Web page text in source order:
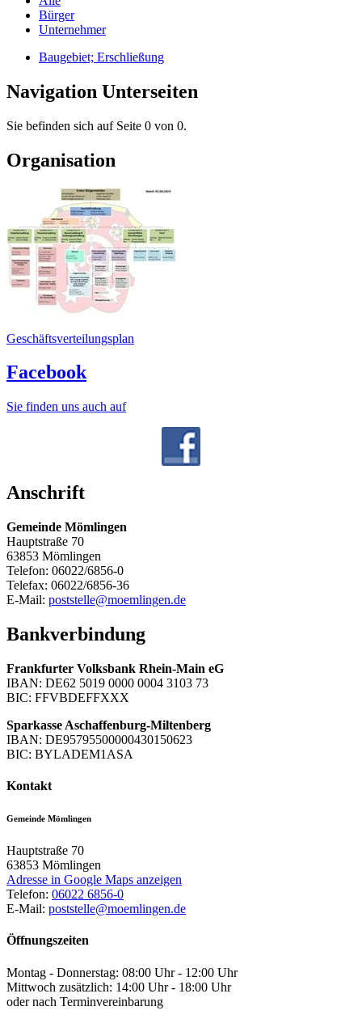
Bürger
Unternehmer
Baugebiet; Erschließung
Navigation Unterseiten
Sie befinden sich auf Seite 0 von 0.
Organisation
Geschäftsverteilungsplan
Facebook
Sie finden uns auch auf
Anschrift
Gemeinde Mömlingen
Hauptstraße 70
63853 Mömlingen
Telefon: 06022/6856-0
Telefax: 06022/6856-36
E-Mail: poststelle@moemlingen.de
Bankverbindung
Frankfurter Volksbank Rhein-Main eG
IBAN: DE62 5019 0000 0004 3103 73
BIC: FFVBDEFFXXX
Sparkasse Aschaffenburg-Miltenberg
IBAN: DE95795500000430150623
BIC: BYLADEM1ASA
Kontakt
Gemeinde Mömlingen
Hauptstraße 70
63853 Mömlingen
Adresse in Google Maps anzeigen
Telefon: 06022 6856-0
E-Mail: poststelle@moemlingen.de
Öffnungszeiten
Montag - Donnerstag: 08:00 Uhr - 12:00 Uhr
Mittwoch zusätzlich: 14:00 Uhr - 18:00 Uhr
oder nach Terminvereinbarung